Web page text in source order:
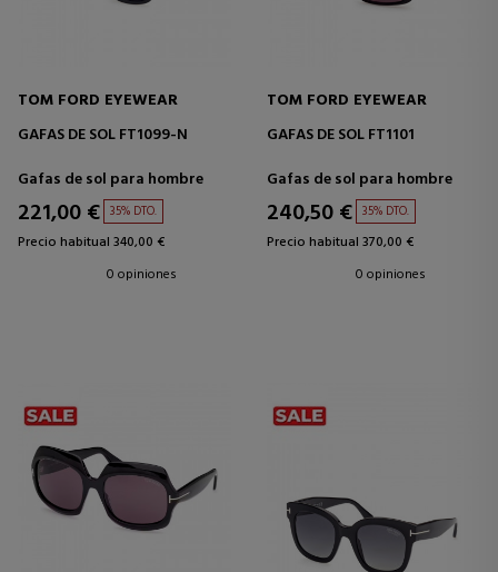
TOM FORD EYEWEAR
GAFAS DE SOL FT1099-N
Gafas de sol para hombre
221,00 € 35% DTO.
Precio habitual 340,00 €
0 opiniones
TOM FORD EYEWEAR
GAFAS DE SOL FT1101
Gafas de sol para hombre
240,50 € 35% DTO.
Precio habitual 370,00 €
0 opiniones